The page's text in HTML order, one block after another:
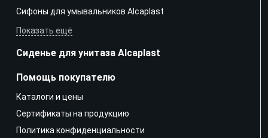
Сифоны для умывальников Alcaplast
Показать ещё
Сиденье для унитаза Alcaplast
Помощь покупателю
Каталоги и цены
Сертификаты на продукцию
Политика конфиденциальности